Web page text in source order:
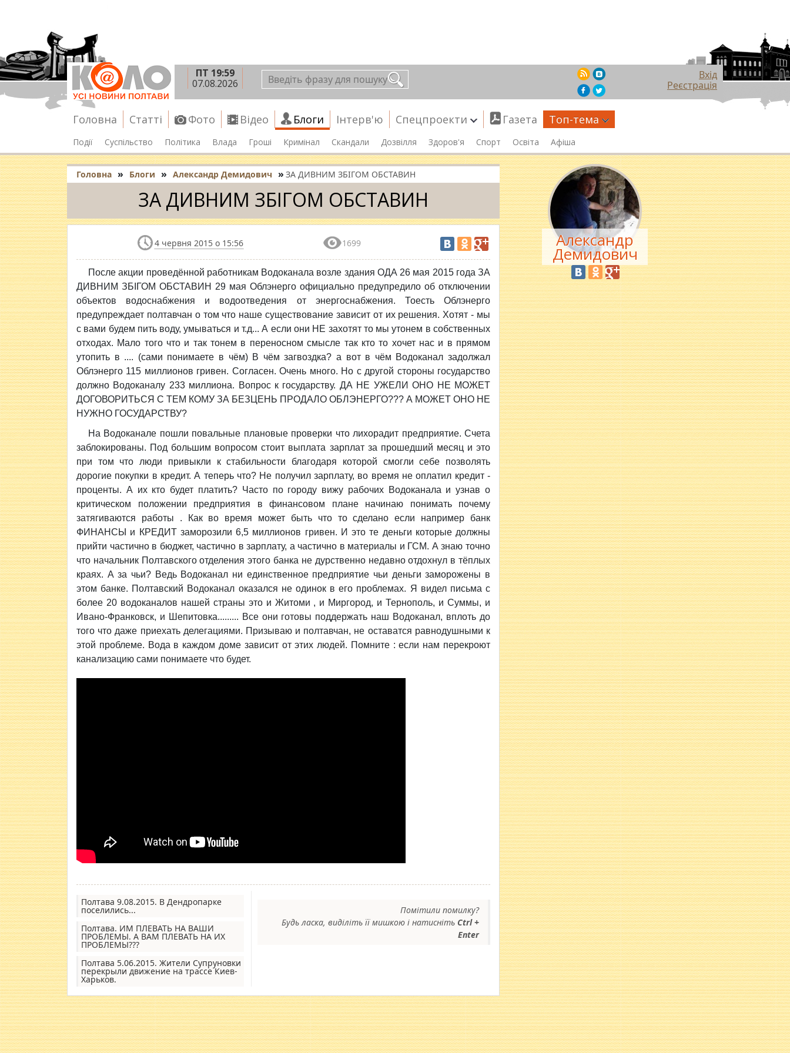
ПТ 19:59
07.08.2026
Вхід
Реєстрація
Головна Статті Фото Відео Блоги Інтерв'ю Спецпроекти Газета Топ-тема
Події Суспільство Політика Влада Гроші Кримінал Скандали Дозвілля Здоров'я Спорт Освіта Афіша
Головна » Блоги » Александр Демидович » ЗА ДИВНИМ ЗБІГОМ ОБСТАВИН
ЗА ДИВНИМ ЗБІГОМ ОБСТАВИН
4 червня 2015 о 15:56 1699
После акции проведённой работникам Водоканала возле здания ОДА 26 мая 2015 года ЗА
ДИВНИМ ЗБІГОМ ОБСТАВИН 29 мая Облэнерго официально предупредило об отключении
объектов водоснабжения и водоотведения от энергоснабжения. Тоесть Облэнерго
предупреждает полтавчан о том что наше существование зависит от их решения. Хотят - мы
с вами будем пить воду, умываться и т.д... А если они НЕ захотят то мы утонем в собственных
отходах. Мало того что и так тонем в переносном смысле так кто то хочет нас и в прямом
утопить в .... (сами понимаете в чём) В чём загвоздка? а вот в чём Водоканал задолжал
Облэнерго 115 миллионов гривен. Согласен. Очень много. Но с другой стороны государство
должно Водоканалу 233 миллиона. Вопрос к государству. ДА НЕ УЖЕЛИ ОНО НЕ МОЖЕТ
ДОГОВОРИТЬСЯ С ТЕМ КОМУ ЗА БЕЗЦЕНЬ ПРОДАЛО ОБЛЭНЕРГО??? А МОЖЕТ ОНО НЕ
НУЖНО ГОСУДАРСТВУ?
На Водоканале пошли повальные плановые проверки что лихорадит предприятие. Счета
заблокированы. Под большим вопросом стоит выплата зарплат за прошедший месяц и это
при том что люди привыкли к стабильности благодаря которой смогли себе позволять
дорогие покупки в кредит. А теперь что? Не получил зарплату, во время не оплатил кредит -
проценты. А их кто будет платить? Часто по городу вижу рабочих Водоканала и узнав о
критическом положении предприятия в финансовом плане начинаю понимать почему
затягиваются работы . Как во время может быть что то сделано если например банк
ФИНАНСЫ и КРЕДИТ заморозили 6,5 миллионов гривен. И это те деньги которые должны
прийти частично в бюджет, частично в зарплату, а частично в материалы и ГСМ. А знаю точно
что начальник Полтавского отделения этого банка не дурственно недавно отдохнул в тёплых
краях. А за чьи? Ведь Водоканал ни единственное предприятие чьи деньги заморожены в
этом банке. Полтавский Водоканал оказался не одинок в его проблемах. Я видел письма с
более 20 водоканалов нашей страны это и Житоми , и Миргород, и Тернополь, и Суммы, и
Ивано-Франковск, и Шепитовка......... Все они готовы поддержать наш Водоканал, вплоть до
того что даже приехать делегациями. Призываю и полтавчан, не оставатся равнодушными к
этой проблеме. Вода в каждом доме зависит от этих людей. Помните : если нам перекроют
канализацию сами понимаете что будет.
Полтава 9.08.2015. В Дендропарке
поселились...
Полтава. ИМ ПЛЕВАТЬ НА ВАШИ
ПРОБЛЕМЫ. А ВАМ ПЛЕВАТЬ НА ИХ
ПРОБЛЕМЫ???
Полтава 5.06.2015. Жители Супруновки
перекрыли движение на трассе Киев-
Харьков.
Помітили помилку?
Будь ласка, виділіть її мишкою і натисніть Ctrl +
Enter
Александр
Демидович